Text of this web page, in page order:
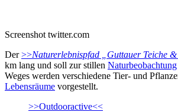
Screenshot twitter.com
Der>>Naturerlebnispfad „Guttauer Teiche
km lang und soll zur stillen Naturbeobachtung
Weges werden verschiedene Tier- und
Lebensräume vorgestellt.
>>Outdooractive<<